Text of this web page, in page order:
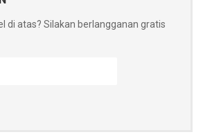
di atas? Silakan berlangganan gratis